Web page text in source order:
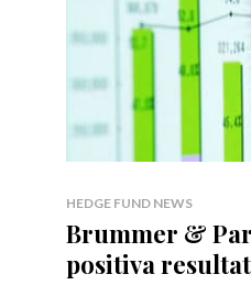
HEDGE FUND NEWS
Brummer &
positiva